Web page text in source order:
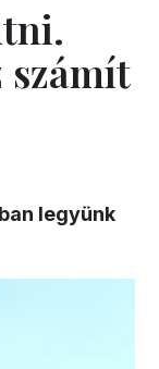
számít
legyünk